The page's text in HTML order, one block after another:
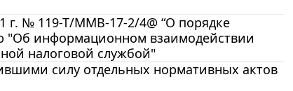
г. № 119-Т/ММВ-17-2/4@ “О порядке
"Об информационном взаимодействии
налоговой службой"
силу отдельных нормативных актов